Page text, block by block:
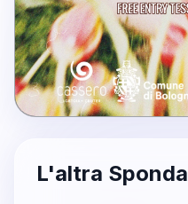
L'altra Sponda